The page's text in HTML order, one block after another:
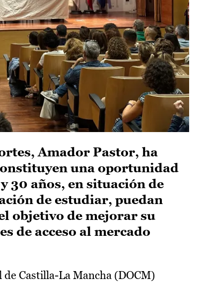
Amador Pastor, ha
una oportunidad
30 años, en situación de
de estudiar, puedan
objetivo de mejorar su
de acceso al mercado
Castilla-La Mancha (DOCM)